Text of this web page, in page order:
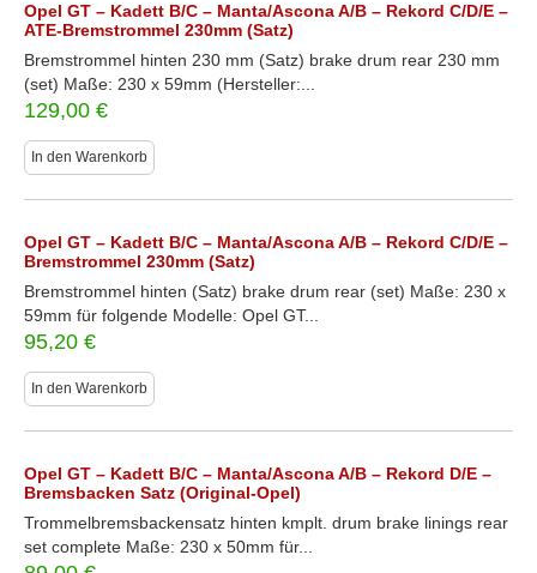
Opel GT – Kadett B/C – Manta/Ascona A/B – Rekord C/D/E –
ATE-Bremstrommel 230mm (Satz)
Bremstrommel hinten 230 mm (Satz) brake drum rear 230 mm
(set) Maße: 230 x 59mm (Hersteller:...
129,00 €
In den Warenkorb
Opel GT – Kadett B/C – Manta/Ascona A/B – Rekord C/D/E –
Bremstrommel 230mm (Satz)
Bremstrommel hinten (Satz) brake drum rear (set) Maße: 230 x
59mm für folgende Modelle: Opel GT...
95,20 €
In den Warenkorb
Opel GT – Kadett B/C – Manta/Ascona A/B – Rekord D/E –
Bremsbacken Satz (Original-Opel)
Trommelbremsbackensatz hinten kmplt. drum brake linings rear
set complete Maße: 230 x 50mm für...